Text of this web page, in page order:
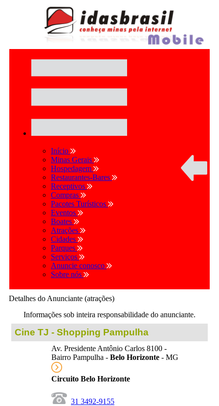
Início
Minas Gerais
Hospedagem
Restaurantes-Bares
Receptivos
Compras
Pacotes Turísticos
Eventos
Boates
Atrações
Cidades
Parques
Serviços
Anuncie conosco
Sobre nós
Detalhes do Anunciante (atrações)
Informações sob inteira responsabilidade do anunciante.
Cine TJ - Shopping Pampulha
Av. Presidente Antônio Carlos 8100 -
Bairro Pampulha - Belo Horizonte - MG
Circuito Belo Horizonte
31 3492-9155